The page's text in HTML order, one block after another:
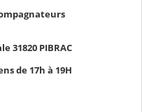
31820 PIBRAC
de 17h à 19H